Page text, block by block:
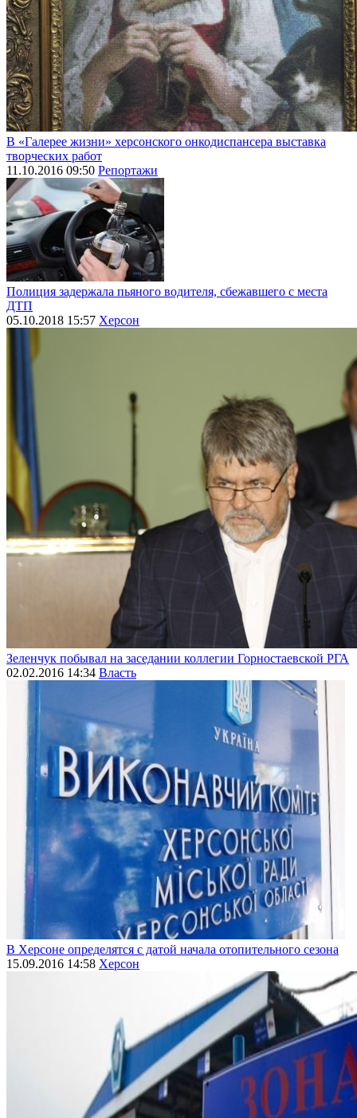
В «Галерее жизни» херсонского онкодиспансера выставка
творческих работ
11.10.2016 09:50 Репортажи
Полиция задержала пьяного водителя, сбежавшего с места
ДТП
05.10.2018 15:57 Херсон
Зеленчук побывал на заседании коллегии Горностаевской РГА
02.02.2016 14:34 Власть
В Херсоне определятся с датой начала отопительного сезона
15.09.2016 14:58 Херсон